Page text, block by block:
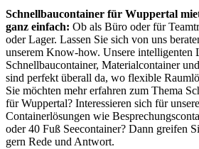
Schnellbaucontainer für Wuppertal
ganz einfach: Ob als Büro oder für
oder Lager. Lassen Sie sich von uns
unserem Know-how. Unsere intelligenten
Schnellbaucontainer, Materialcontainer
sind perfekt überall da, wo flexible
Sie möchten mehr erfahren zum Thema
für Wuppertal? Interessieren sich für
Containerlösungen wie
oder 40 Fuß Seecontainer? Dann greifen
gern Rede und Antwort.